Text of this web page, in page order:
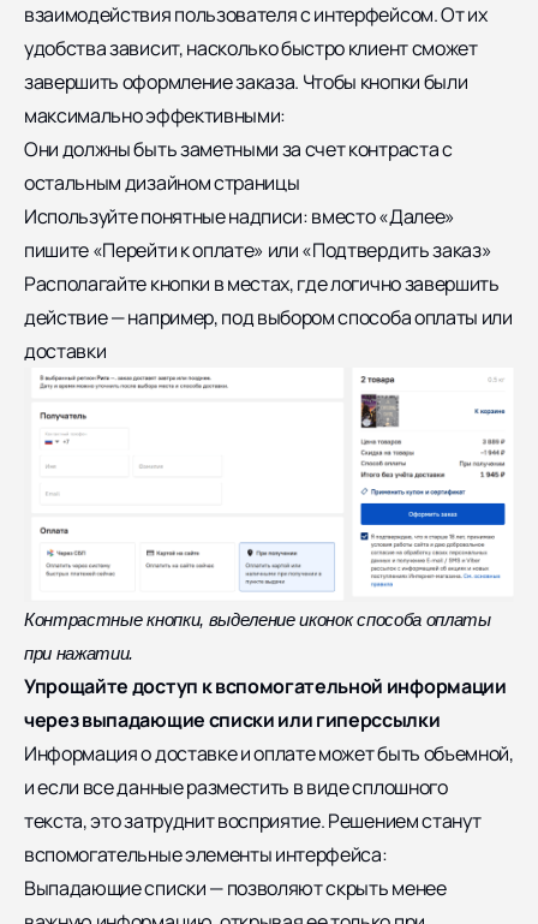
взаимодействия пользователя с интерфейсом. От их
удобства зависит, насколько быстро клиент сможет
завершить оформление заказа. Чтобы кнопки были
максимально эффективными:
Они должны быть заметными за счет контраста с
остальным дизайном страницы
Используйте понятные надписи: вместо «Далее»
пишите «Перейти к оплате» или «Подтвердить заказ»
Располагайте кнопки в местах, где логично завершить
действие — например, под выбором способа оплаты или
доставки
Контрастные кнопки, выделение иконок способа оплаты
при нажатии.
Упрощайте доступ к вспомогательной информации
через выпадающие списки или гиперссылки
Информация о доставке и оплате может быть объемной,
и если все данные разместить в виде сплошного
текста, это затруднит восприятие. Решением станут
вспомогательные элементы интерфейса:
Выпадающие списки — позволяют скрыть менее